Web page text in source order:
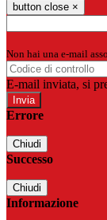
button close ×
Non hai una e-mail
E-mail inviata, si
Errore
Chiudi
Successo
Chiudi
Informazione